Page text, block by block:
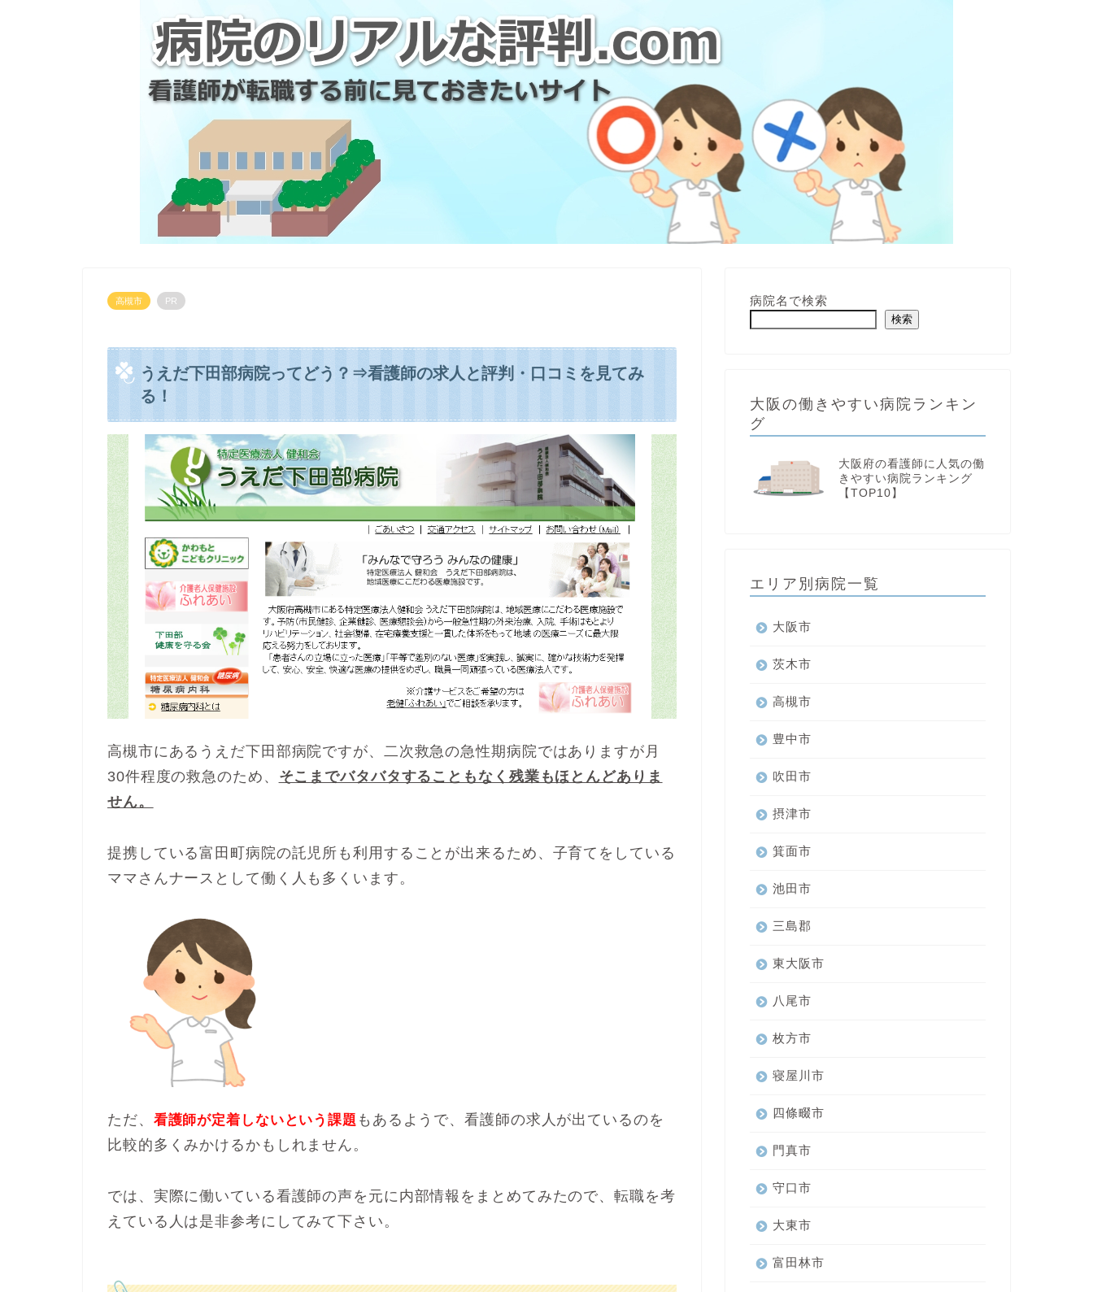
高槻市 PR
うえだ下田部病院ってどう？⇒看護師の求人と評判・口コミを見てみ
る！
高槻市にあるうえだ下田部病院ですが、二次救急の急性期病院ではありますが月
30件程度の救急のため、 そこまでバタバタすることもなく残業もほとんどありま
せん。
提携している富田町病院の託児所も利用することが出来るため、子育てをしている
ママさんナースとして働く人も多くいます。
ただ、 看護師が定着しないという課題 もあるようで、看護師の求人が出ているのを
比較的多くみかけるかもしれません。
では、実際に働いている看護師の声を元に内部情報をまとめてみたので、転職を考
えている人は是非参考にしてみて下さい。
病院名で検索
検索
大阪の働きやすい病院ランキン
グ
大阪府の看護師に人気の働
きやすい病院ランキング
【TOP10】
エリア別病院一覧
大阪市
茨木市
高槻市
豊中市
吹田市
摂津市
箕面市
池田市
三島郡
東大阪市
八尾市
枚方市
寝屋川市
四條畷市
門真市
守口市
大東市
富田林市